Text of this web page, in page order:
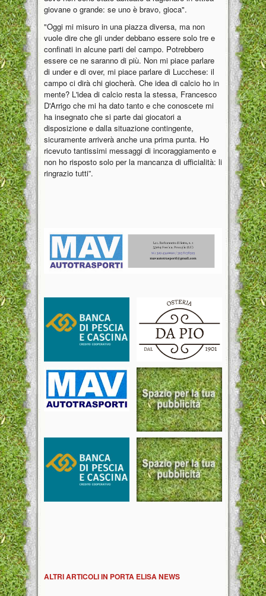
giovane o grande: se uno è bravo, gioca".
"Oggi mi misuro in una piazza diversa, ma non
vuole dire che gli under debbano essere solo tre e
confinati in alcune parti del campo. Potrebbero
essere ce ne saranno di più. Non mi piace parlare
di under e di over, mi piace parlare di Lucchese: il
campo ci dirà chi giocherà. Che idea di calcio ho in
mente? L'idea di calcio resta la stessa, Francesco
D'Arrigo che mi ha dato tanto e che conoscete mi
ha insegnato che si parte dai giocatori a
disposizione e dalla situazione contingente,
sicuramente arriverà anche una prima punta. Ho
ricevuto tantissimi messaggi di incoraggiamento e
non ho risposto solo per la mancanza di ufficialità: li
ringrazio tutti”.
ALTRI ARTICOLI IN PORTA ELISA NEWS